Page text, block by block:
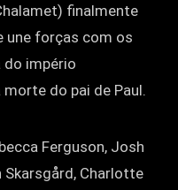
finalmente
une forças com os
do império
morte do pai de Paul.
Ferguson, Josh
Skarsgård, Charlotte